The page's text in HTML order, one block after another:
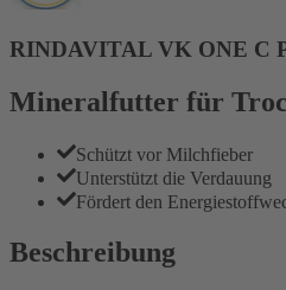
RINDAVITAL VK ONE C
Mineralfutter für
Schützt vor Milchfieber
Unterstützt die Verdauung
Fördert den
Beschreibung